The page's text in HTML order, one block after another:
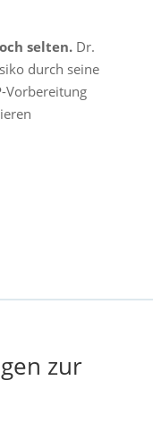
selten.Dr.
durch seine
Vorbereitung
zur